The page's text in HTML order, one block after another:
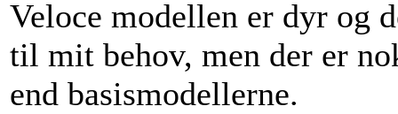
Veloce modellen er dyr og
til mit behov, men der er
end basismodellerne.